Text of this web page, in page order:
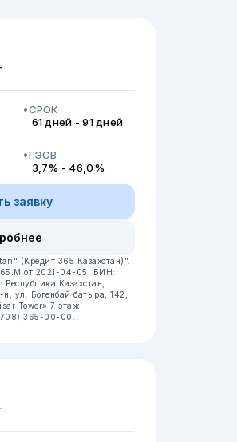
СРОК
61 дней - 91 дней
ГЭСВ
3,7% - 46,0%
заявку
(Кредит 365 Казахстан)".
от 2021-04-05.
БИН:
Республика Казахстан, г.
ул. Богенбай батыра, 142,
Tower» 7 этаж.
365-00-00.